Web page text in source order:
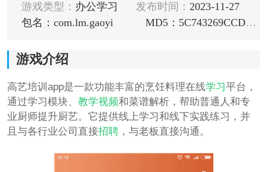
游戏类型： 办公学习 发布时间： 2023-11-27
包名：com.lm.gaoyi
MD5：5C743269CCD2965681D2D6CF11EA6413
游戏介绍
高艺培训app是一款功能丰富的烹饪料理在线学习平台，
通过学习模块、 教学视频和菜谱解析，帮助普通人和专
业厨师提升厨艺。它提供线上学习和线下实践练习，并
且与各行业公司直接招聘，与老板直接沟通。